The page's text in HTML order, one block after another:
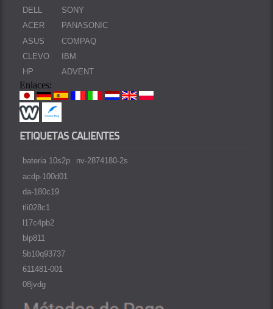
DELL
ACER
ASUS
CLEVO
HP
SONY
PANASONIC
COMPAQ
IBM
ADVENT
Enlaces:
ETIQUETAS CALIENTES
bateria 10s2p
acdp-100d01
da-180c19
tli028c1
l17c4pb2
blp811
5b10q93737
611481-001
08jvdg
nv-2874180-2s